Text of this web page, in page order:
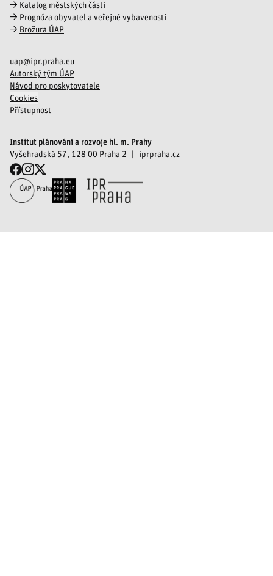
Katalog městských částí
Prognóza obyvatel a veřejné vybavenosti
Brožura ÚAP
uap@ipr.praha.eu
Autorský tým ÚAP
Návod pro poskytovatele
Cookies
Přístupnost
Institut plánování a rozvoje hl. m. Prahy
Vyšehradská 57, 128 00 Praha 2
iprpraha.cz